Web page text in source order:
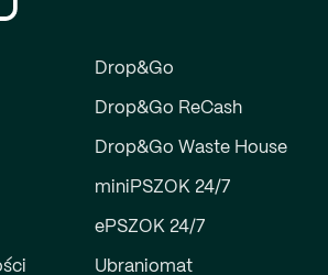
Drop&Go
Drop&Go ReCash
Drop&Go Waste House
miniPSZOK 24/7
ePSZOK 24/7
Ubraniomat